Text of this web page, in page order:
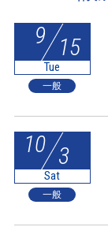
9 15
Tue
一般
10 3
Sat
一般